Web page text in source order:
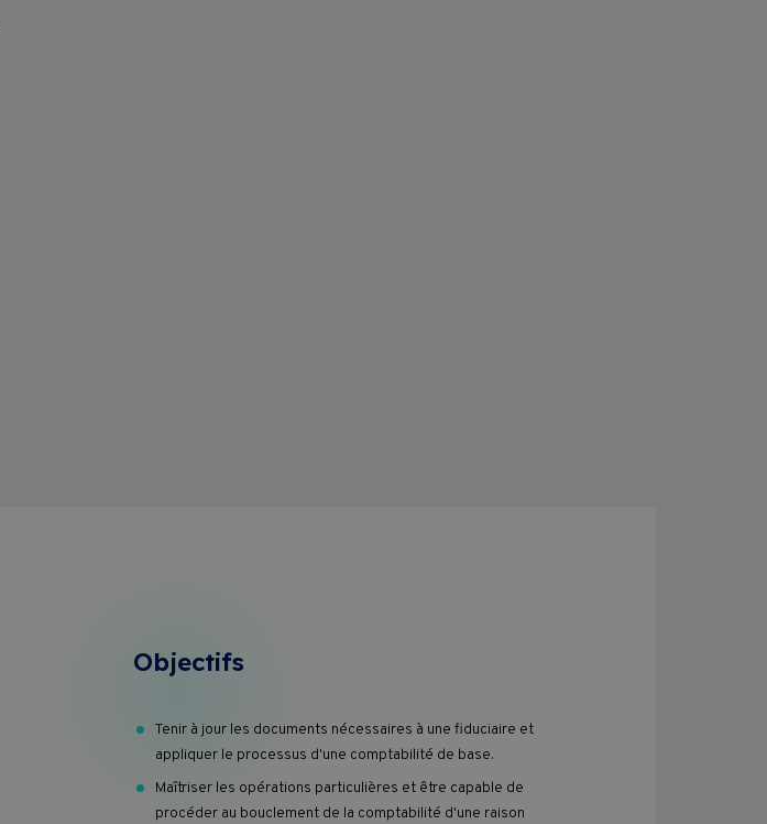
Objectifs
Tenir à jour les documents nécessaires à une fiduciaire et
appliquer le processus d'une comptabilité de base.
Maîtriser les opérations particulières et être capable de
procéder au bouclement de la comptabilité d'une raison